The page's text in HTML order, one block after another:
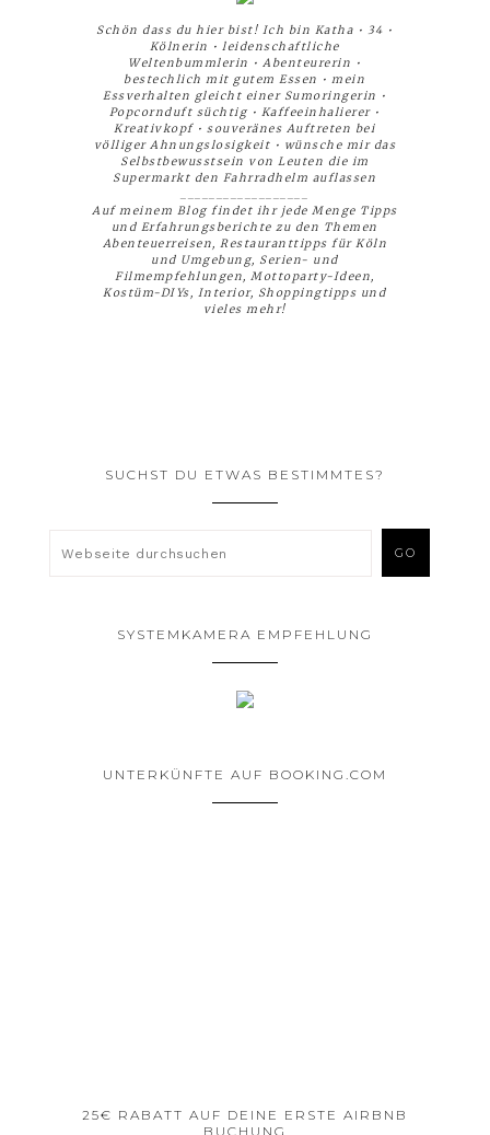
Schön dass du hier bist! Ich bin Katha • 34 •
Kölnerin • leidenschaftliche
Weltenbummlerin • Abenteurerin •
bestechlich mit gutem Essen • mein
Essverhalten gleicht einer Sumoringerin •
Popcornduft süchtig • Kaffeeinhalierer •
Kreativkopf • souveränes Auftreten bei
völliger Ahnungslosigkeit • wünsche mir das
Selbstbewusstsein von Leuten die im
Supermarkt den Fahrradhelm auflassen
Auf meinem Blog findet ihr jede Menge Tipps
und Erfahrungsberichte zu den Themen
Abenteuerreisen, Restauranttipps für Köln
und Umgebung, Serien- und
Filmempfehlungen, Mottoparty-Ideen,
Kostüm-DIYs, Interior, Shoppingtipps und
vieles mehr!
SUCHST DU ETWAS BESTIMMTES?
SYSTEMKAMERA EMPFEHLUNG
UNTERKÜNFTE AUF BOOKING.COM
25€ RABATT AUF DEINE ERSTE AIRBNB
BUCHUNG